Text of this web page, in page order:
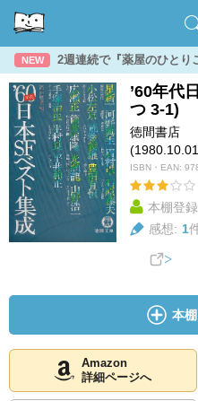
NEW 2週連続で『薬屋のひとり
’60年代
つ 3-1)
徳間書店
ISBN・EAN:
本棚登
感想: 1
本
Amazon
詳細ページへ